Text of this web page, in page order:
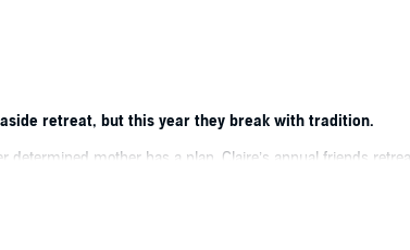
retreat, but this year they break with tradition.
mother has a plan. Claire’s annual friends
at Daydream Island might be the key for a second
if his mother-in-law’s surprising, but welcome,
sessions might only create more distance. But if